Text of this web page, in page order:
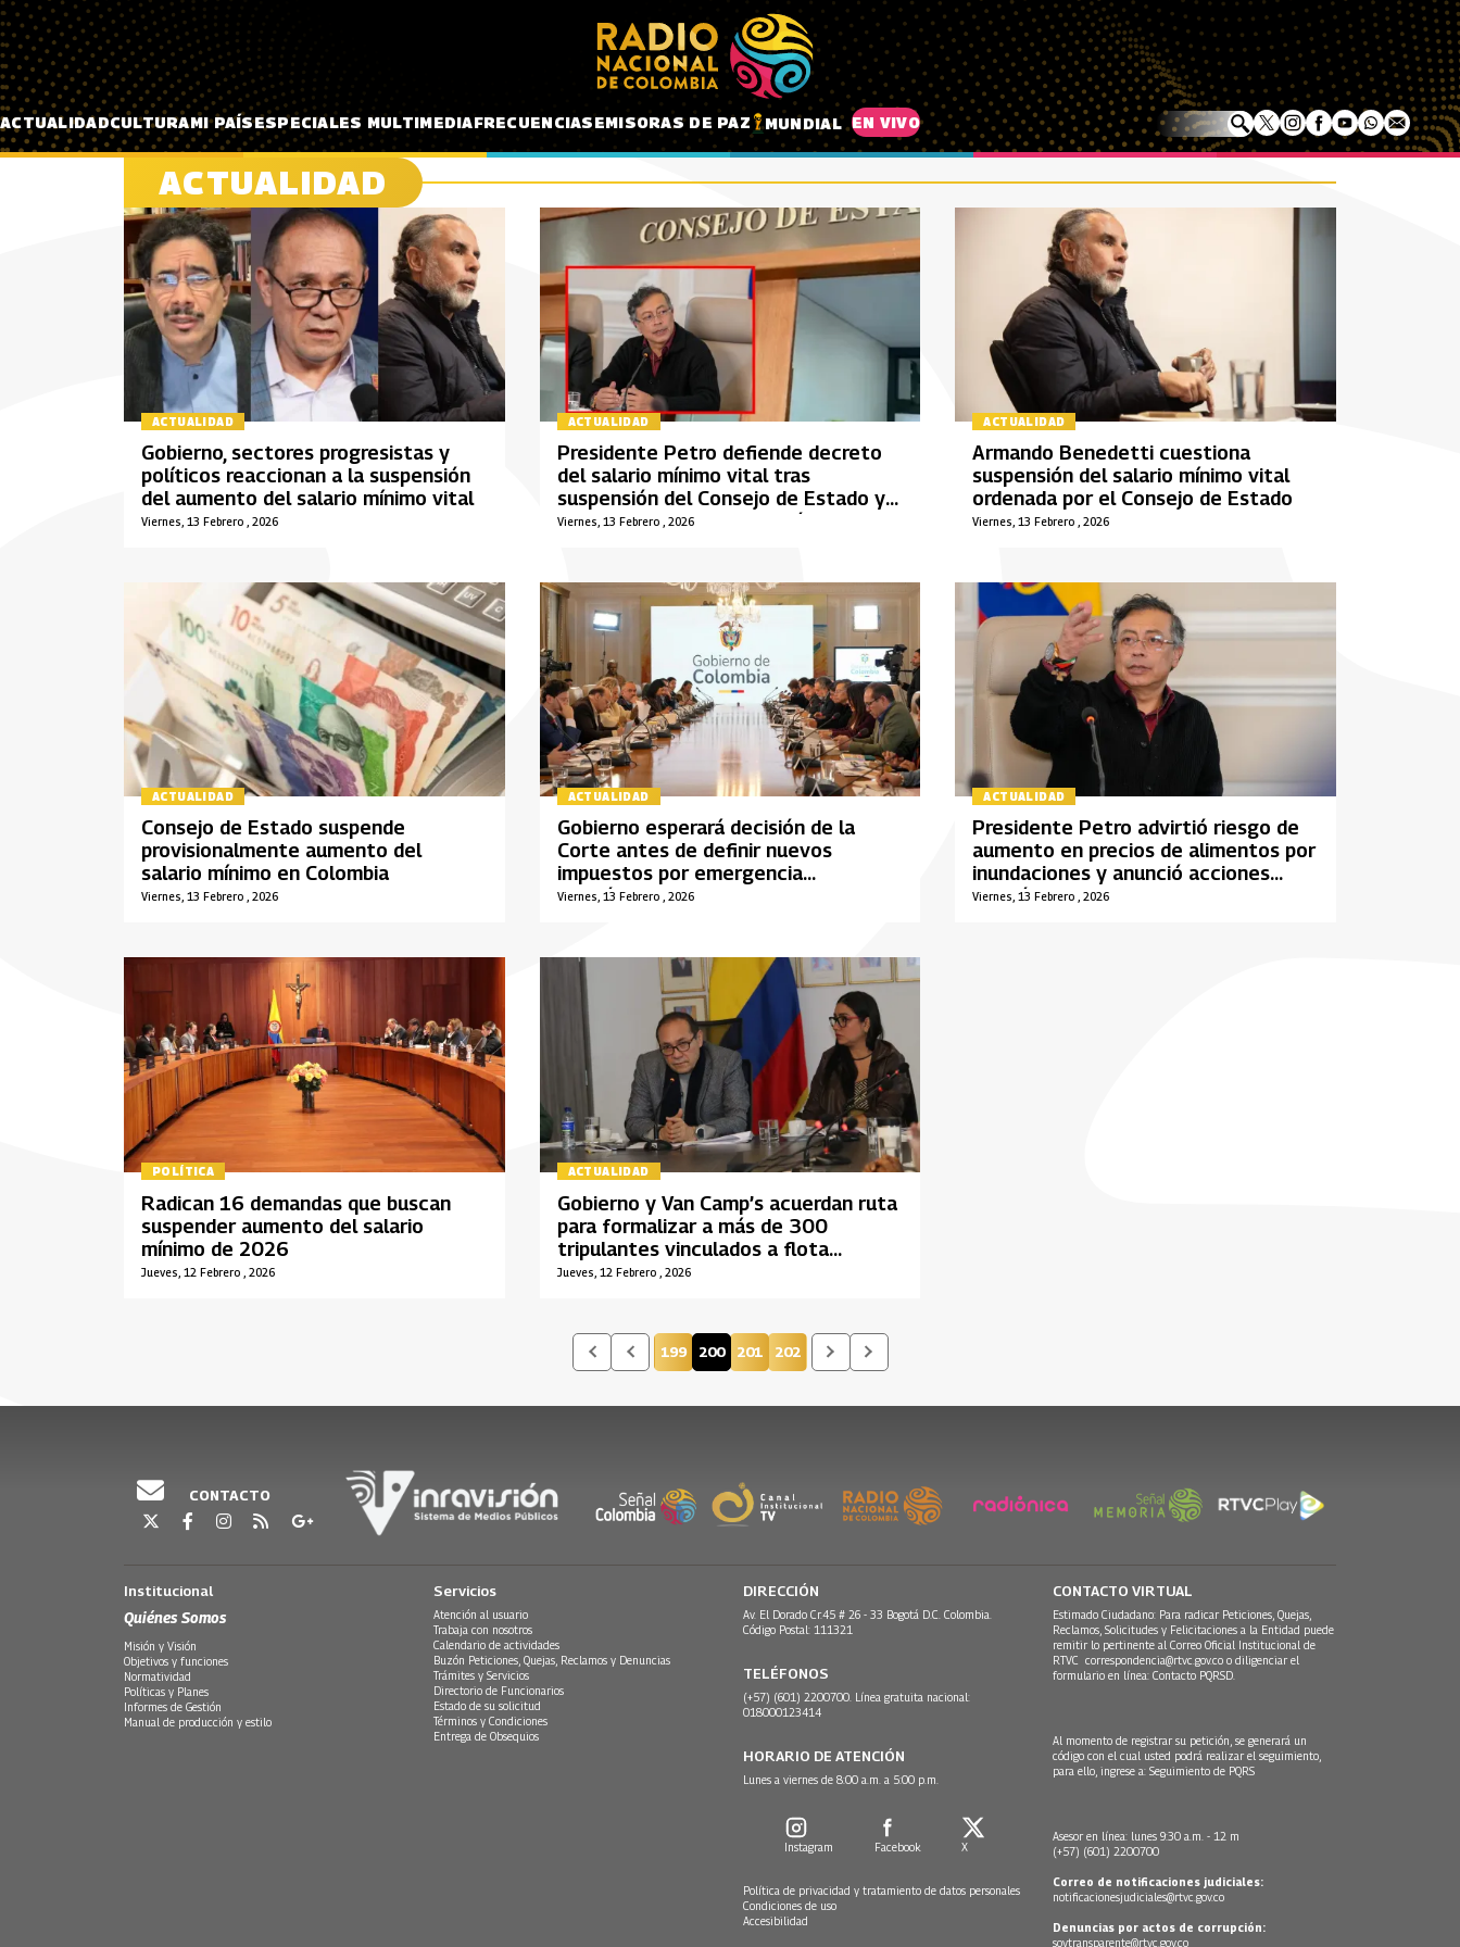
Pasar al contenido principal
ACTUALIDADCULTURAMI PAÍSESPECIALES MULTIMEDIAFRECUENCIASEMISORAS DE PAZ MUNDIAL EN VIVO
ACTUALIDAD
ACTUALIDAD
Viernes, 13 Febrero , 2026
Gobierno, sectores progresistas y
políticos reaccionan a la suspensión
del aumento del salario mínimo vital
ACTUALIDAD
Viernes, 13 Febrero , 2026
Presidente Petro defiende decreto
del salario mínimo vital tras
suspensión del Consejo de Estado y
anuncia nueva concertación
ACTUALIDAD
Viernes, 13 Febrero , 2026
Armando Benedetti cuestiona
suspensión del salario mínimo vital
ordenada por el Consejo de Estado
ACTUALIDAD
Viernes, 13 Febrero , 2026
Consejo de Estado suspende
provisionalmente aumento del
salario mínimo en Colombia
ACTUALIDAD
Viernes, 13 Febrero , 2026
Gobierno esperará decisión de la
Corte antes de definir nuevos
impuestos por emergencia
económica
ACTUALIDAD
Viernes, 13 Febrero , 2026
Presidente Petro advirtió riesgo de
aumento en precios de alimentos por
inundaciones y anunció acciones
económicas
POLÍTICA
Jueves, 12 Febrero , 2026
Radican 16 demandas que buscan
suspender aumento del salario
mínimo de 2026
ACTUALIDAD
Jueves, 12 Febrero , 2026
Gobierno y Van Camp’s acuerdan ruta
para formalizar a más de 300
tripulantes vinculados a flota
atunera
Página
199 Página actual
200 Página
201 Página
202
CONTACTO
Institucional
Quiénes Somos
Misión y Visión
Objetivos y funciones
Normatividad
Políticas y Planes
Informes de Gestión
Manual de producción y estilo
Servicios
Atención al usuario
Trabaja con nosotros
Calendario de actividades
Buzón Peticiones, Quejas, Reclamos y Denuncias
Trámites y Servicios
Directorio de Funcionarios
Estado de su solicitud
Términos y Condiciones
Entrega de Obsequios
DIRECCIÓN
Av. El Dorado Cr.45 # 26 - 33 Bogotá D.C. Colombia.
Código Postal: 111321
TELÉFONOS
(+57) (601) 2200700. Línea gratuita nacional:
018000123414
HORARIO DE ATENCIÓN
Lunes a viernes de 8:00 a.m. a 5:00 p.m.
Instagram Facebook X
Política de privacidad y tratamiento de datos personales
Condiciones de uso
Accesibilidad
CONTACTO VIRTUAL
Estimado Ciudadano: Para radicar Peticiones, Quejas,
Reclamos, Solicitudes y Felicitaciones a la Entidad puede
remitir lo pertinente al Correo Oficial Institucional de
RTVC correspondencia@rtvc.gov.co o diligenciar el
formulario en línea: Contacto PQRSD.
Al momento de registrar su petición, se generará un
código con el cual usted podrá realizar el seguimiento,
para ello, ingrese a: Seguimiento de PQRS
Asesor en línea: lunes 9:30 a.m. - 12 m
(+57) (601) 2200700
Correo de notificaciones judiciales:
notificacionesjudiciales@rtvc.gov.co
Denuncias por actos de corrupción:
soytransparente@rtvc.gov.co